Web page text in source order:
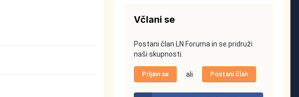
Včlani se
Postani član LN Foruma in se pridruži
naši skupnosti.
Prijavi se ali Postani član